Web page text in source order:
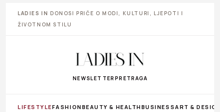
LADIES IN DONOSI PRIČE O MODI, KULTURI, LJEPOTI I
ŽIVOTNOM STILU
NEWSLETTER PRETRAGA
LIFESTYLEFASHIONBEAUTY & HEALTHBUSINESS ART &